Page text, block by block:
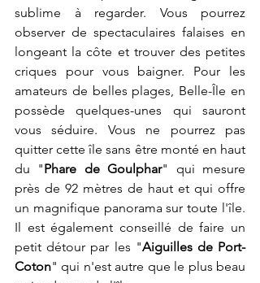
sublime à regarder. Vous pourrez
observer de spectaculaires falaises en
longeant la côte et trouver des petites
criques pour vous baigner. Pour les
amateurs de belles plages, Belle-Île en
possède quelques-unes qui sauront
vous séduire. Vous ne pourrez pas
quitter cette île sans être monté en haut
du "Phare de Goulphar" qui mesure
près de 92 mètres de haut et qui offre
un magnifique panorama sur toute l'île.
Il est également conseillé de faire un
petit détour par les "Aiguilles de Port-
Coton" qui n'est autre que le plus beau